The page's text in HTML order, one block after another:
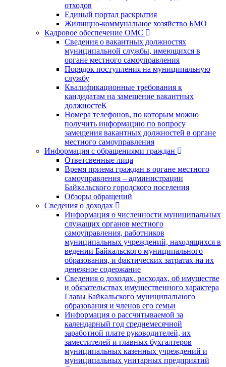
отходов
Единый портал раскрытия
Жилищно-коммунальное хозяйство БМО
Кадровое обеспечение ОМС
Сведения о вакантных должностях
муниципальной службы, имеющихся в
органе местного самоуправления
Порядок поступления на муниципальную
службу
Квалификационные требования к
кандидатам на замещение вакантных
должностеК
Номера телефонов, по которым можно
получить информацию по вопросу
замещения вакантных должностей в органе
местного самоуправления
Информация с обращениями граждан
Ответсвенные лица
Время приема граждан в органе местного
самоуправления – администрации
Байкальского городского поселения
Обзоры обращений
Сведения о доходах
Информация о численности муниципальных
служащих органов местного
самоуправления, работников
муниципальных учреждений, находящихся в
ведении Байкальского муниципального
образования, и фактических затратах на их
денежное содержание
Сведения о доходах, расходах, об имуществе
и обязательствах имущественного характера
Главы Байкальского муниципального
образования и членов его семьи
Информация о рассчитываемой за
календарный год среднемесячной
заработной плате руководителей, их
заместителей и главных бухгалтеров
муниципальных казенных учреждений и
муниципальных унитарных предприятий